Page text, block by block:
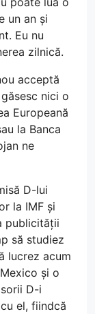
un an și
Eu nu
zilnică.
acceptă
nici o
Europeană
la Banca
ne
D-lui
la IMF și
publicității
să studiez
lucrez acum
și o
D-i
el, fiindcă